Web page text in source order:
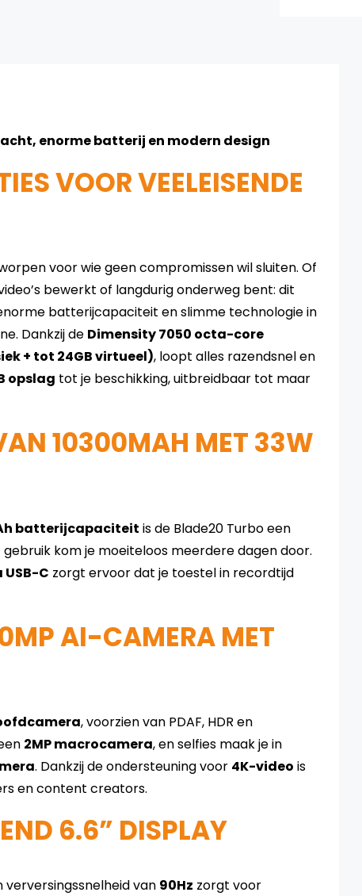
enorme batterij en modern design
VOOR VEELEISENDE
voor wie geen compromissen wil sluiten. Of
bewerkt of langdurig onderweg bent: dit
batterijcapaciteit en slimme technologie in
Dankzij de Dimensity 7050 octa-core
+ tot 24GB virtueel), loopt alles razendsnel en
opslag tot je beschikking, uitbreidbaar tot maar
10300MAH MET 33W
batterijcapaciteit is de Blade20 Turbo een
kom je moeiteloos meerdere dagen door.
C zorgt ervoor dat je toestel in recordtijd
AI-CAMERA MET
, voorzien van PDAF, HDR en
2MP macrocamera, en selfies maak je in
. Dankzij de ondersteuning voor 4K-video is
en content creators.
6.6” DISPLAY
van 90Hz zorgt voor